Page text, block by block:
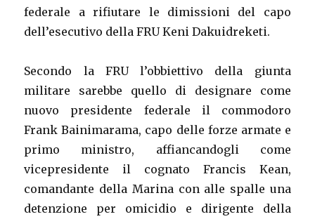
federale a rifiutare le dimissioni del capo
dell’esecutivo della FRU Keni Dakuidreketi.
Secondo la FRU l’obbiettivo della giunta
militare sarebbe quello di designare come
nuovo presidente federale il commodoro
Frank Bainimarama, capo delle forze armate e
primo ministro, affiancandogli come
vicepresidente il cognato Francis Kean,
comandante della Marina con alle spalle una
detenzione per omicidio e dirigente della